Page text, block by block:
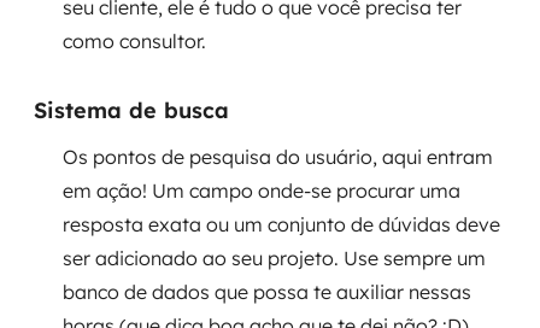
seu cliente, ele é tudo o que você precisa ter
como consultor.
Sistema de busca
Os pontos de pesquisa do usuário, aqui entram
em ação! Um campo onde-se procurar uma
resposta exata ou um conjunto de dúvidas deve
ser adicionado ao seu projeto. Use sempre um
banco de dados que possa te auxiliar nessas